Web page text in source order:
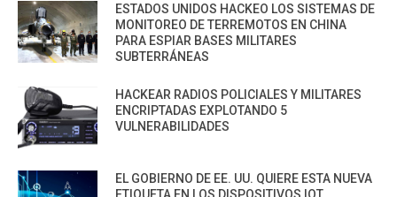
ESTADOS UNIDOS HACKEO LOS SISTEMAS DE
MONITOREO DE TERREMOTOS EN CHINA
PARA ESPIAR BASES MILITARES
SUBTERRÁNEAS
HACKEAR RADIOS POLICIALES Y MILITARES
ENCRIPTADAS EXPLOTANDO 5
VULNERABILIDADES
EL GOBIERNO DE EE. UU. QUIERE ESTA NUEVA
ETIQUETA EN LOS DISPOSITIVOS IOT